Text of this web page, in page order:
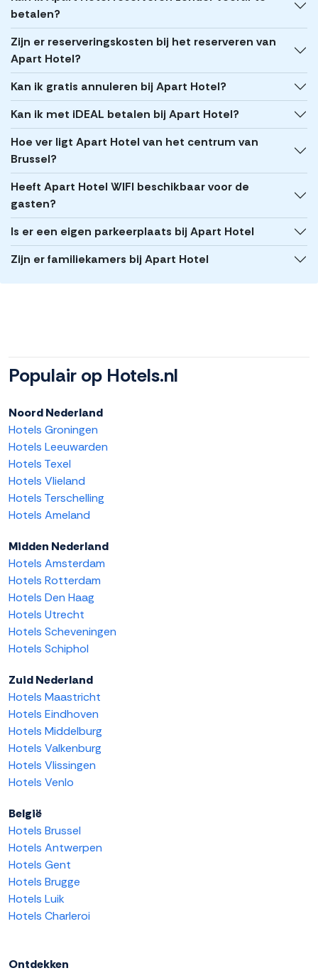
betalen?
Zijn er reserveringskosten bij het reserveren van
Apart Hotel?
Kan ik gratis annuleren bij Apart Hotel?
Kan ik met iDEAL betalen bij Apart Hotel?
Hoe ver ligt Apart Hotel van het centrum van
Brussel?
Heeft Apart Hotel WIFI beschikbaar voor de
gasten?
Is er een eigen parkeerplaats bij Apart Hotel
Zijn er familiekamers bij Apart Hotel
Populair op Hotels.nl
Noord Nederland
Hotels Groningen
Hotels Leeuwarden
Hotels Texel
Hotels Vlieland
Hotels Terschelling
Hotels Ameland
Midden Nederland
Hotels Amsterdam
Hotels Rotterdam
Hotels Den Haag
Hotels Utrecht
Hotels Scheveningen
Hotels Schiphol
Zuid Nederland
Hotels Maastricht
Hotels Eindhoven
Hotels Middelburg
Hotels Valkenburg
Hotels Vlissingen
Hotels Venlo
België
Hotels Brussel
Hotels Antwerpen
Hotels Gent
Hotels Brugge
Hotels Luik
Hotels Charleroi
Ontdekken